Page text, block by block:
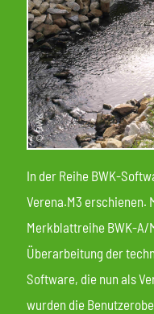
In der Reihe BWK-
Verena.M3 erschienen.
Merkblattreihe BWK-A/
Überarbeitung der
Software, die nun als
wurden die